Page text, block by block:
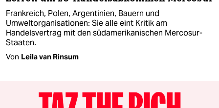
Frankreich, Polen, Argentinien, Bauern und
Umweltorganisationen: Sie alle eint Kritik am
Handelsvertrag mit den südamerikanischen Mercosur-
Staaten.
Von Leila van Rinsum